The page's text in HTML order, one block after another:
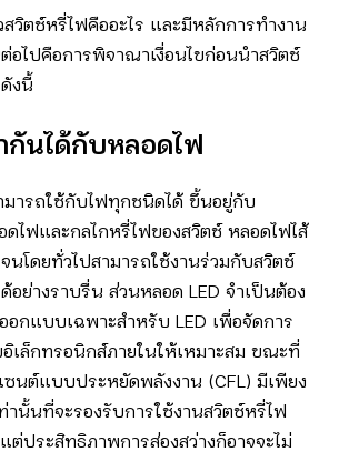
สวิตช์หรี่ไฟคืออะไร และมีหลักการทำงาน
อไปคือการพิจาณาเงื่อนไขก่อนนำสวิตช์
งนี้
กันได้กับหลอดไฟ
มารถใช้กับไฟทุกชนิดได้ ขึ้นอยู่กับ
ดไฟและกลไกหรี่ไฟของสวิตช์ หลอดไฟไส้
นโดยทั่วไปสามารถใช้งานร่วมกับสวิตช์
อย่างราบรื่น ส่วนหลอด LED จำเป็นต้อง
อกแบบเฉพาะสำหรับ LED เพื่อจัดการ
เล็กทรอนิกส์ภายในให้เหมาะสม ขณะที่
ซนต์แบบประหยัดพลังงาน (CFL) มีเพียง
านั้นที่จะรองรับการใช้งานสวิตช์หรี่ไฟ
ต่ประสิทธิภาพการส่องสว่างก็อาจจะไม่